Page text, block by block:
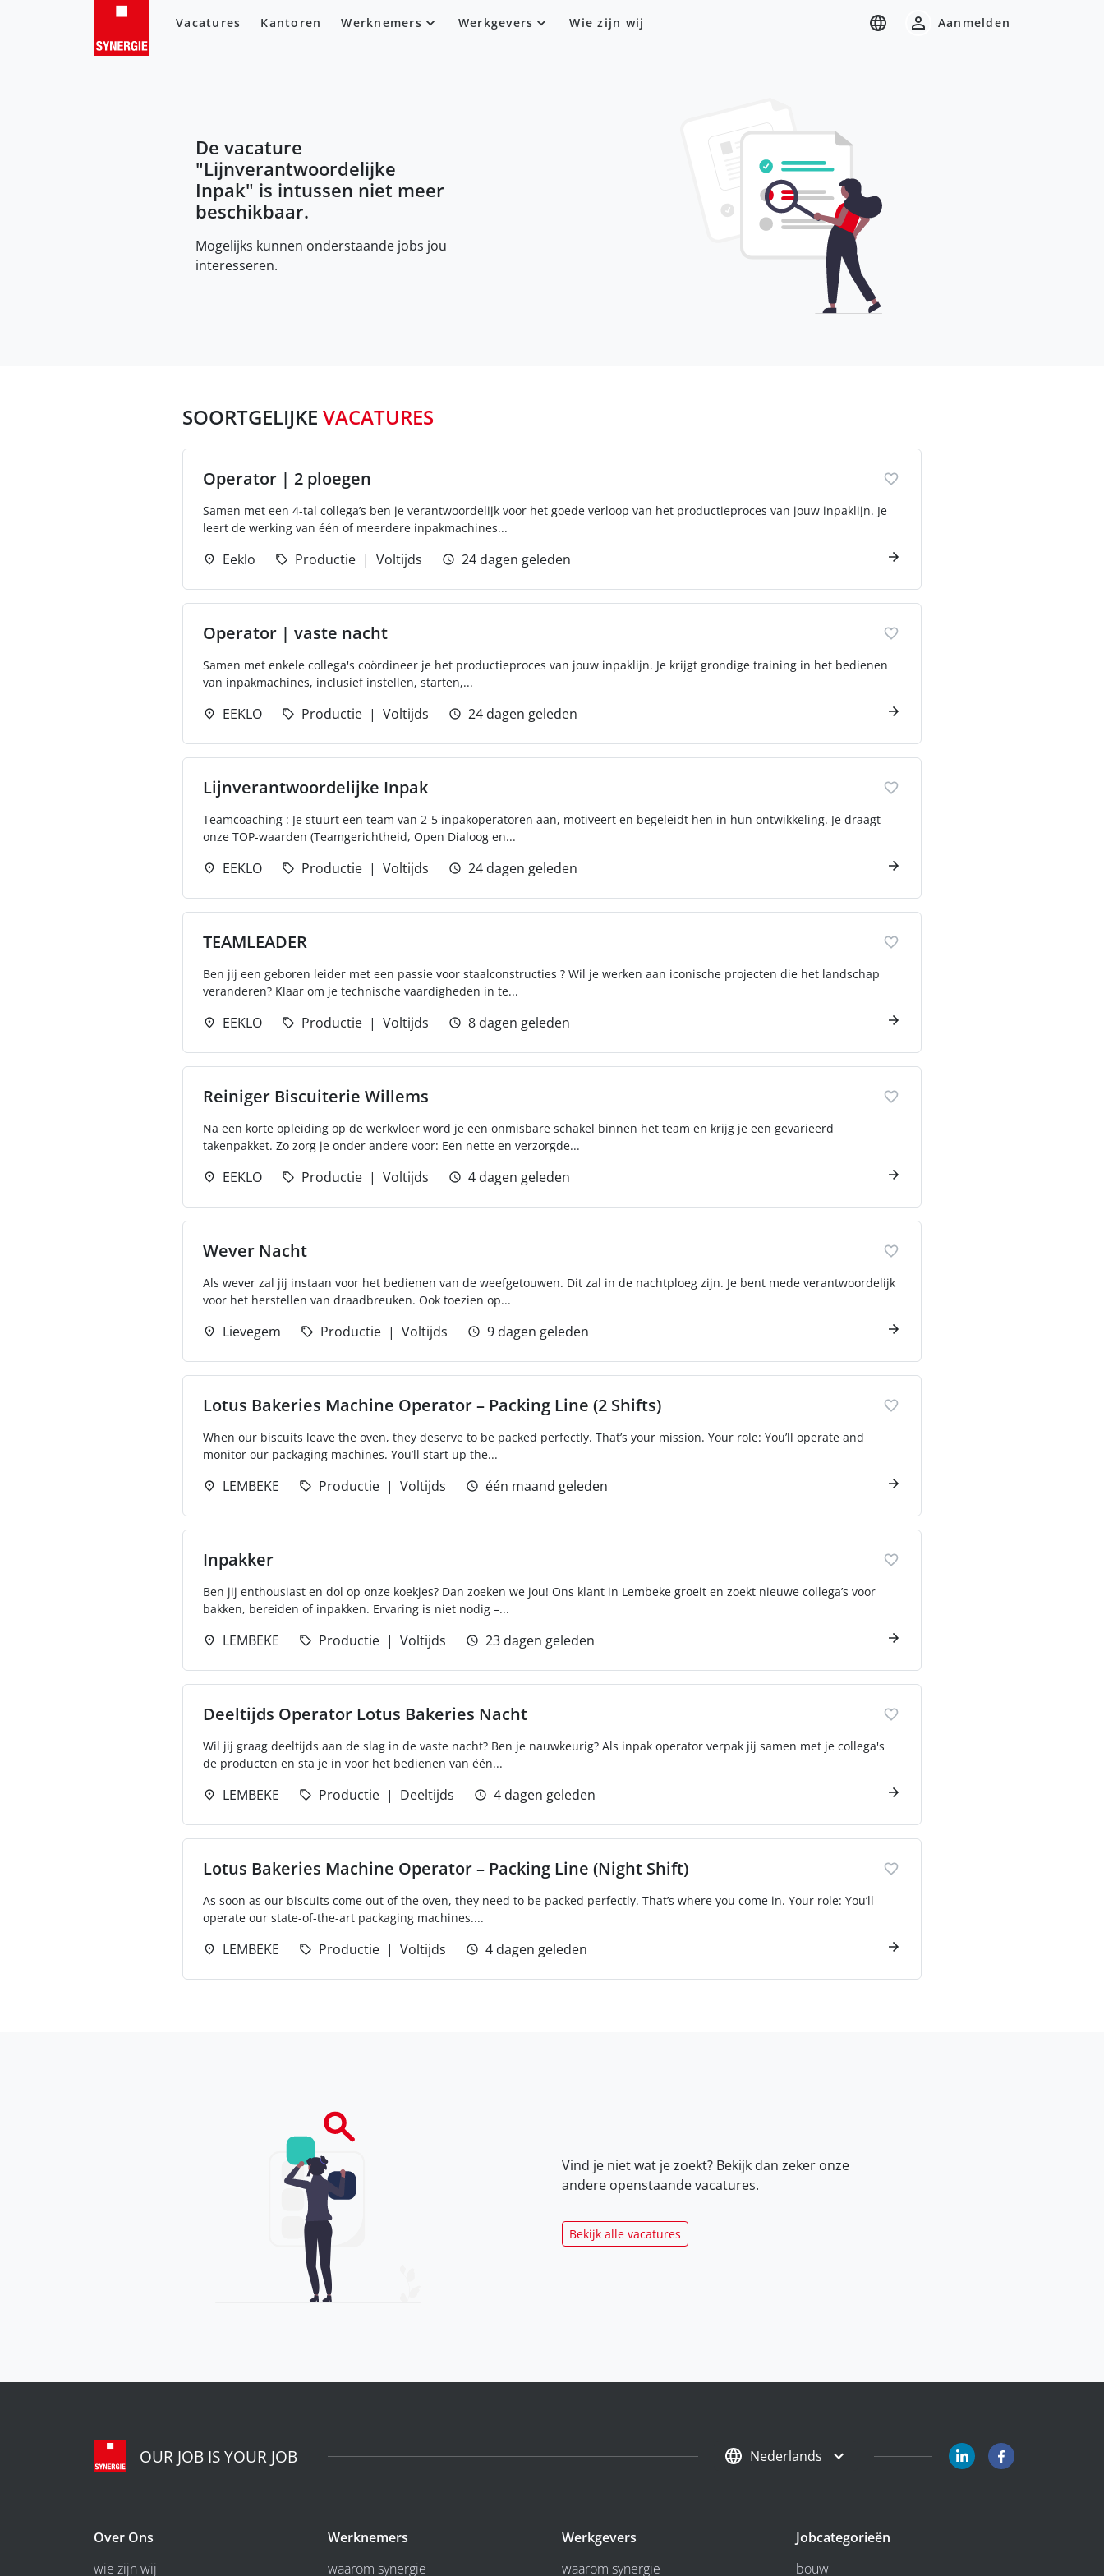
Vacatures Kantoren Werknemers Werkgevers Wie zijn wij Aanmelden
De vacature
"Lijnverantwoordelijke
Inpak" is intussen niet meer
beschikbaar.
Mogelijks kunnen onderstaande jobs jou
interesseren.
SOORTGELIJKE VACATURES
Operator | 2 ploegen
Samen met een 4-tal collega’s ben je verantwoordelijk voor het goede verloop van het productieproces van jouw inpaklijn. Je
leert de werking van één of meerdere inpakmachines...
Eeklo Productie Voltijds 24 dagen geleden
Operator | vaste nacht
Samen met enkele collega's coördineer je het productieproces van jouw inpaklijn. Je krijgt grondige training in het bedienen
van inpakmachines, inclusief instellen, starten,...
EEKLO Productie Voltijds 24 dagen geleden
Lijnverantwoordelijke Inpak
Teamcoaching : Je stuurt een team van 2-5 inpakoperatoren aan, motiveert en begeleidt hen in hun ontwikkeling. Je draagt
onze TOP-waarden (Teamgerichtheid, Open Dialoog en...
EEKLO Productie Voltijds 24 dagen geleden
TEAMLEADER
Ben jij een geboren leider met een passie voor staalconstructies ? Wil je werken aan iconische projecten die het landschap
veranderen? Klaar om je technische vaardigheden in te...
EEKLO Productie Voltijds 8 dagen geleden
Reiniger Biscuiterie Willems
Na een korte opleiding op de werkvloer word je een onmisbare schakel binnen het team en krijg je een gevarieerd
takenpakket. Zo zorg je onder andere voor: Een nette en verzorgde...
EEKLO Productie Voltijds 4 dagen geleden
Wever Nacht
Als wever zal jij instaan voor het bedienen van de weefgetouwen. Dit zal in de nachtploeg zijn. Je bent mede verantwoordelijk
voor het herstellen van draadbreuken. Ook toezien op...
Lievegem Productie Voltijds 9 dagen geleden
Lotus Bakeries Machine Operator – Packing Line (2 Shifts)
When our biscuits leave the oven, they deserve to be packed perfectly. That’s your mission. Your role: You’ll operate and
monitor our packaging machines. You’ll start up the...
LEMBEKE Productie Voltijds één maand geleden
Inpakker
Ben jij enthousiast en dol op onze koekjes? Dan zoeken we jou! Ons klant in Lembeke groeit en zoekt nieuwe collega’s voor
bakken, bereiden of inpakken. Ervaring is niet nodig –...
LEMBEKE Productie Voltijds 23 dagen geleden
Deeltijds Operator Lotus Bakeries Nacht
Wil jij graag deeltijds aan de slag in de vaste nacht? Ben je nauwkeurig? Als inpak operator verpak jij samen met je collega's
de producten en sta je in voor het bedienen van één...
LEMBEKE Productie Deeltijds 4 dagen geleden
Lotus Bakeries Machine Operator – Packing Line (Night Shift)
As soon as our biscuits come out of the oven, they need to be packed perfectly. That’s where you come in. Your role: You’ll
operate our state-of-the-art packaging machines....
LEMBEKE Productie Voltijds 4 dagen geleden
Vind je niet wat je zoekt? Bekijk dan zeker onze
andere openstaande vacatures.
Bekijk alle vacatures
OUR JOB IS YOUR JOB Nederlands
Over Ons
wie zijn wij
Werknemers
waarom synergie
Werkgevers
waarom synergie
Jobcategorieën
bouw